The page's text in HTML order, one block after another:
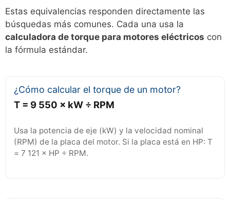
Estas equivalencias responden directamente las
búsquedas más comunes. Cada una usa la
calculadora de torque para motores eléctricos con
la fórmula estándar.
¿Cómo calcular el torque de un motor?
T = 9 550 × kW ÷ RPM
Usa la potencia de eje (kW) y la velocidad nominal
(RPM) de la placa del motor. Si la placa está en HP: T
= 7 121 × HP ÷ RPM.